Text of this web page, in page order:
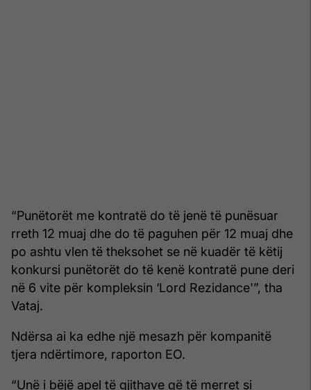
“Punëtorët me kontratë do të jenë të punësuar
rreth 12 muaj dhe do të paguhen për 12 muaj dhe
po ashtu vlen të theksohet se në kuadër të këtij
konkursi punëtorët do të kenë kontratë pune deri
në 6 vite për kompleksin ‘Lord Rezidance'”, tha
Vataj.
Ndërsa ai ka edhe një mesazh për kompanitë
tjera ndërtimore, raporton EO.
“Unë i bëjë apel të gjithave që të merret si